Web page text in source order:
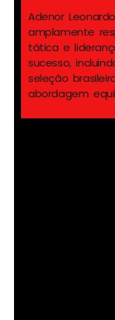
Adenor
amplamente
tática e
sucesso,
seleção
abordagem